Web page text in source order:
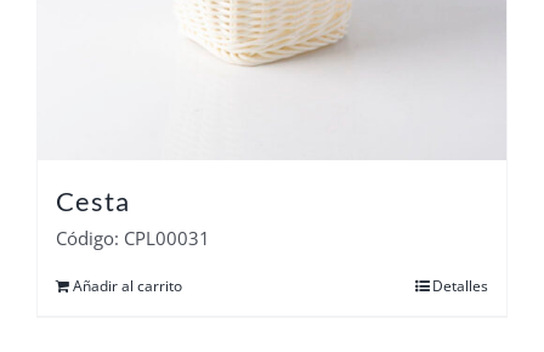
Cesta
Código: CPL00031
Añadir al carrito Detalles